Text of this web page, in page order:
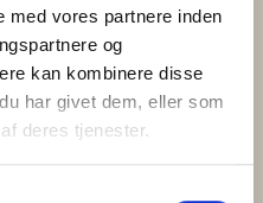
med vores partnere inden
og
kan kombinere disse
har givet dem, eller som
deres tjenester.
er den gode
kødet til det enkelte